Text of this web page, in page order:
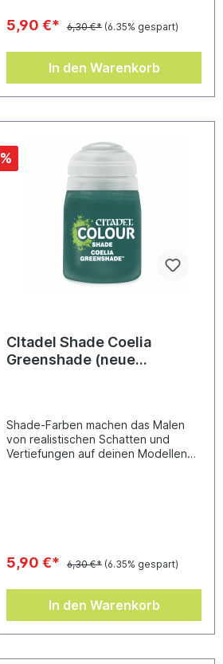
5,90 €* 6,30 €* (6.35% gespart)
In den Warenkorb
%
CItadel Shade Coelia
Greenshade (neue
Shade-Farben machen das Malen
von realistischen Schatten und
Vertiefungen auf deinen Modellen
5,90 €* 6,30 €* (6.35% gespart)
In den Warenkorb